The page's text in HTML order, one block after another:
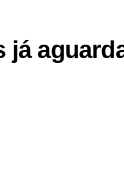
já